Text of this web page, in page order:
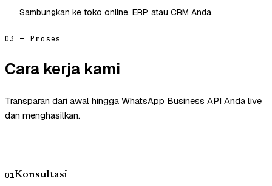
Sambungkan ke toko online, ERP, atau CRM Anda.
03 — Proses
Cara kerja kami
Transparan dari awal hingga WhatsApp Business API Anda live
dan menghasilkan.
01Konsultasi